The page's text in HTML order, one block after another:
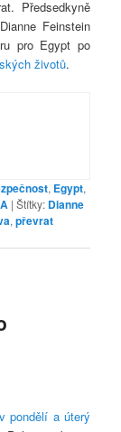
Předsedkyně
Feinstein
pro Egypt po
životů.
, Egypt,
|Štítky: Dianne
,převrat
pondělí a úterý